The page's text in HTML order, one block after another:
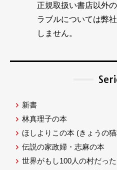
正規取扱い書店以外
ラブルについては弊
しません。
新書
林真理子の本
ほしよりこの本 (きょうの
伝説の家政婦・志麻の本
世界がもし100人の村だっ